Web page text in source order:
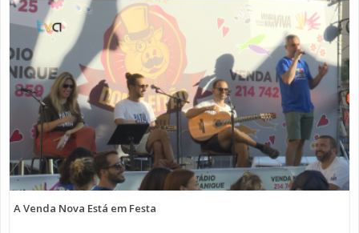
A Venda Nova Está em Festa